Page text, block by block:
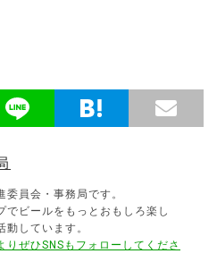
委員会・事務局です。
でビールをもっとおもしろ楽し
動しています。
りぜひSNSもフォローしてくださ